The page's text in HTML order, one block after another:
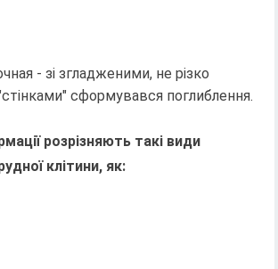
- зі згладженими, не різко
сформувався поглиблення.
розрізняють такі види
клітини, як: